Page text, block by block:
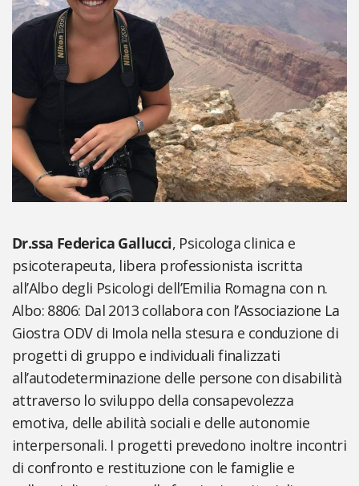
Dr.ssa Federica Gallucci, Psicologa clinica e
psicoterapeuta, libera professionista iscritta
all’Albo degli Psicologi dell’Emilia Romagna con n.
Albo: 8806: Dal 2013 collabora con l’Associazione La
Giostra ODV di Imola nella stesura e conduzione di
progetti di gruppo e individuali finalizzati
all’autodeterminazione delle persone con disabilità
attraverso lo sviluppo della consapevolezza
emotiva, delle abilità sociali e delle autonomie
interpersonali. I progetti prevedono inoltre incontri
di confronto e restituzione con le famiglie e